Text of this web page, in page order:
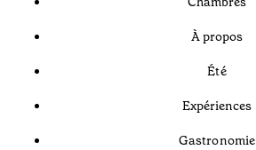
À propos
Été
Expériences
Gastronomie